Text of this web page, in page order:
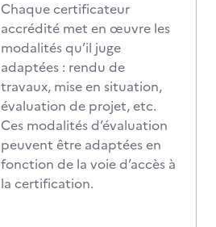
Chaque certificateur
accrédité met en œuvre les
modalités qu’il juge
adaptées : rendu de
travaux, mise en situation,
évaluation de projet, etc.
Ces modalités d’évaluation
peuvent être adaptées en
fonction de la voie d’accès à
la certification.